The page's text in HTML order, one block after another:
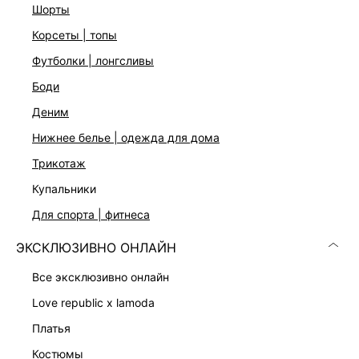
шорты
корсеты | топы
футболки | лонгсливы
боди
деним
нижнее белье | одежда для дома
трикотаж
купальники
для спорта | фитнеса
ЭКСКЛЮЗИВНО ОНЛАЙН
все эксклюзивно онлайн
love republic x lamoda
платья
костюмы
Комфортная температура для носки — не ниже °C
стандартному размеру
ДОСТАВКА И ВОЗВРАТ
Подробные условия доставки и возврата
Скачать
в AppStore